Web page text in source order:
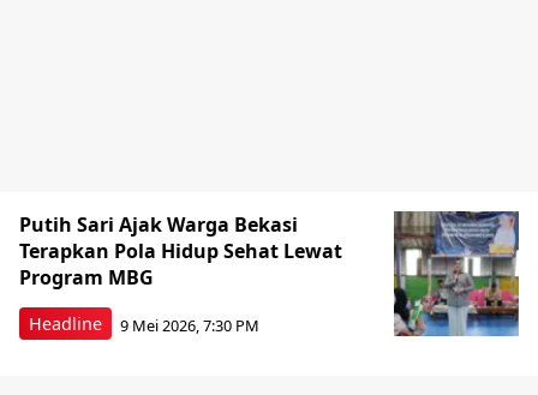
Headline
Putih Sari Ajak Warga Bekasi
Terapkan Pola Hidup Sehat Lewat
Program MBG
9 Mei 2026, 7:30 PM